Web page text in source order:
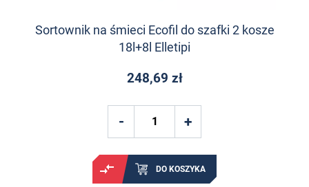
Sortownik na śmieci Ecofil do szafki 2 kosze
18l+8l Elletipi
248,69 zł
DO KOSZYKA